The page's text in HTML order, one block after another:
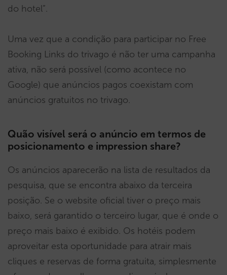
do hotel”.
Uma vez que a condição para participar no Free
Booking Links do trivago é não ter uma campanha
ativa, não será possível (como acontece no
Google) que anúncios pagos coexistam com
anúncios gratuitos no trivago.
Quão visível será o anúncio em termos de
posicionamento e impression share?
Os anúncios aparecerão na lista de resultados da
pesquisa, que se encontra abaixo da terceira
posição. Se o website oficial tiver o preço mais
baixo, será garantido o terceiro lugar, que é onde o
preço mais baixo é exibido. Os hotéis podem
aproveitar esta oportunidade para atrair mais
cliques e reservas de forma gratuita, simplesmente